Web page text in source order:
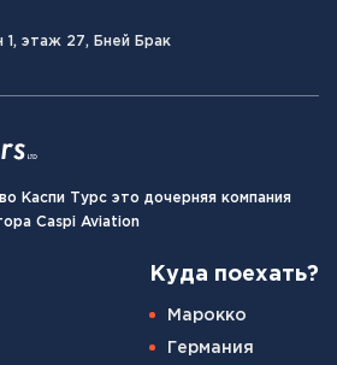
1, этаж 27, Бней Брак
Каспи Турс это дочерняя компания
Caspi Aviation
Куда поехать?
Марокко
Германия